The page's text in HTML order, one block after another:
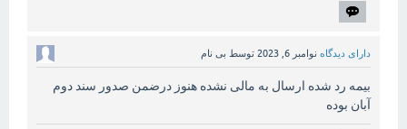
دارای دیدگاه نوامبر 6, 2023 توسط بی نام
بیمه رد شده ارسال به مالی نشده هنوز درضمن صدور سند دوم
آبان بوده